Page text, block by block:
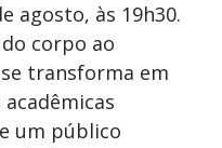
agosto, às 19h30.
corpo ao
transforma em
um público